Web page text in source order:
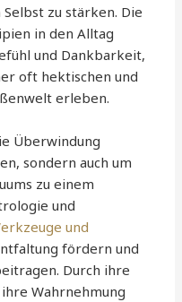
zu stärken. Die
in den Alltag
und Dankbarkeit,
oft hektischen und
erleben.
Überwindung
sondern auch um
zu einem
und
und
fördern und
Durch ihre
Wahrnehmung